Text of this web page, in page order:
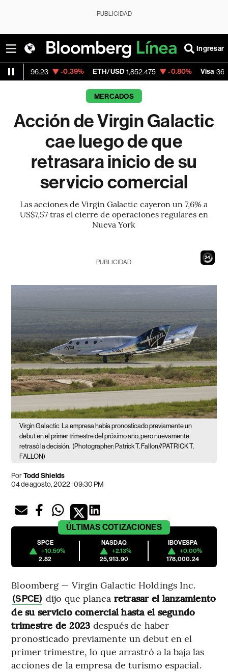
PUBLICIDAD
Ingresar
-0.39% ETH/USD 1,852.475 -0.80% Visa 365.67 -
MERCADOS
Acción de Virgin Galactic
cae luego de que
retrasara inicio de su
servicio comercial
Las acciones de Virgin Galactic cayeron un 7,6% a
US$7,57 tras el cierre de operaciones regulares en
Nueva York
23
PUBLICIDAD
Virgin Galactic La empresa había pronosticado previamente un
debut en el primer trimestre del próximo año, pero nuevamente
retrasó la decisión. (Photographer: Patrick T. Fallon//PATRICK T.
FALLON)
PorTodd Shields
04 de agosto, 2022 | 09:30 PM
ÚLTIMAS COTIZACIONES
SPCE
+10.59%
2.82
NASDAQ
+2.13%
25,913.90
IBOVESPA
+0.00%
178,000.24
Bloomberg — Virgin Galactic Holdings Inc.
(SPCE) dijo que planea retrasar el lanzamiento
de su servicio comercial hasta el segundo
trimestre de 2023 después de haber
pronosticado previamente un debut en el
primer trimestre, lo que arrastró a la baja las
acciones de la empresa de turismo espacial.